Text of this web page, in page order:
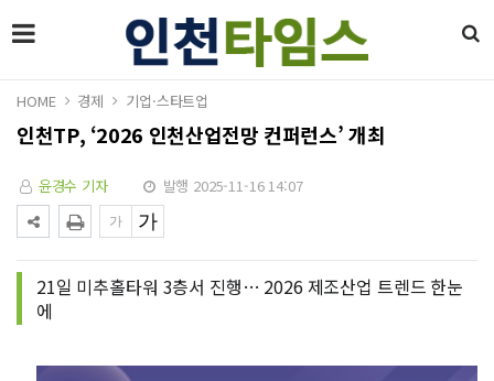
HOME 경제 기업·스타트업
인천TP, ‘2026 인천산업전망 컨퍼런스’ 개최
윤경수 기자 발행 2025-11-16 14:07
21일 미추홀타워 3층서 진행… 2026 제조산업 트렌드 한눈
에